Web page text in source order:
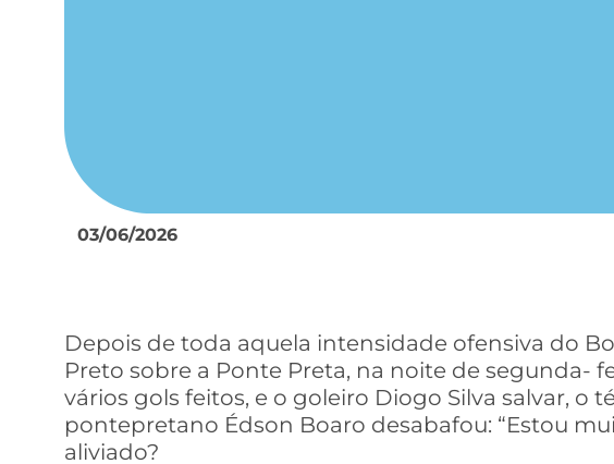
03/06/2026
Depois de toda aquela intensidade ofensiva do
Preto sobre a Ponte Preta, na noite de segunda-
vários gols feitos, e o goleiro Diogo Silva salvar, o
pontepretano Édson Boaro desabafou: “Estou
aliviado?